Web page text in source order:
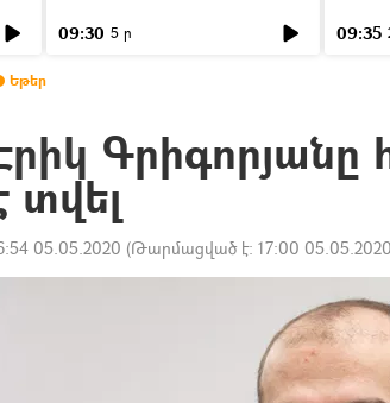
09:30 5 ր 09:35
Եթեր
տվել
05.05.2020 (Թարմացված է: 17:00 05.05.2020